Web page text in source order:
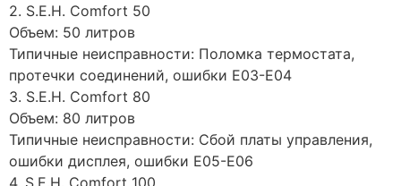
2. S.E.H. Comfort 50
Объем: 50 литров
Типичные неисправности: Поломка термостата,
протечки соединений, ошибки E03-E04
3. S.E.H. Comfort 80
Объем: 80 литров
Типичные неисправности: Сбой платы управления,
ошибки дисплея, ошибки E05-E06